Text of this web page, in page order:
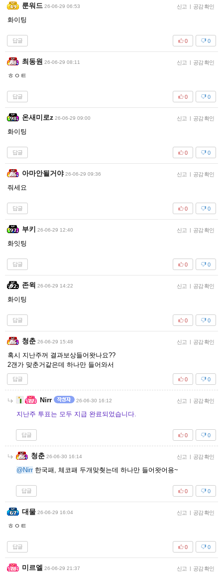
룬워드 26-06-29 06:53 신고 | 공감 확인
화이팅
답글 0
0
최동원 26-06-29 08:11 신고 | 공감 확인
ㅎㅇㅌ
답글 0
0
온새미로z 26-06-29 09:00 신고 | 공감 확인
화이팅
답글 0
0
아마안될거야 26-06-29 09:36 신고 | 공감 확인
줘세요
답글 0
0
부키 26-06-29 12:40 신고 | 공감 확인
화잇팅
답글 0
0
존윅 26-06-29 14:22 신고 | 공감 확인
화이팅
답글 0
0
청춘 26-06-29 15:48 신고 | 공감 확인
혹시 지난주꺼 결과보상들어왓나요??
2갠가 맞춘거같은데 하나만 들어와서
답글 0
0
Nirr 26-06-30 16:12 신고 | 공감 확인
지난주 투표는 모두 지급 완료되었습니다.
답글 0
0
청춘 26-06-30 16:14 신고 | 공감 확인
@Nirr한국패, 체코패 두개맞췃는데 하나만 들어왓어용~
답글 0
0
대물 26-06-29 16:04 신고 | 공감 확인
ㅎㅇㅌ
답글 0
0
미르엘 26-06-29 21:37 신고 | 공감 확인